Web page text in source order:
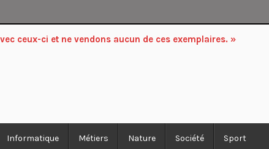
ceux-ci et ne vendons aucun de ces exemplaires. »
Informatique Métiers Nature Société Sport